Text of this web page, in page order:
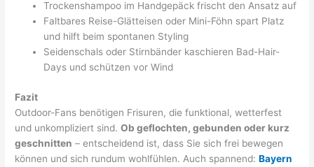
Trockenshampoo im Handgepäck frischt den Ansatz auf
Faltbares Reise-Glätteisen oder Mini-Föhn spart Platz
und hilft beim spontanen Styling
Seidenschals oder Stirnbänder kaschieren Bad-Hair-
Days und schützen vor Wind
Fazit
Outdoor-Fans benötigen Frisuren, die funktional, wetterfest
und unkompliziert sind.Ob geflochten, gebunden oder kurz
geschnitten – entscheidend ist, dass Sie sich frei bewegen
können und sich rundum wohlfühlen. Auch spannend:Bayern